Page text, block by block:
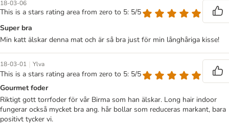
18-03-06
This is a stars rating area from zero to 5: 5/5
Super bra
Min katt älskar denna mat och är så bra just för min långhåriga kisse!
18-03-01 | Ylva
This is a stars rating area from zero to 5: 5/5
Gourmet foder
Riktigt gott torrfoder för vår Birma som han älskar. Long hair indoor
fungerar också mycket bra ang. hår bollar som reduceras markant, bara
positivt tycker vi.